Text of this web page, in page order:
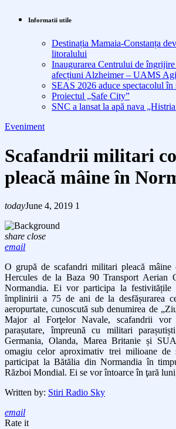
Informatii utile
Destinația Mamaia-Constanța
litoralului
Inaugurarea Centrului de îngrijire
afecțiuni Alzheimer – UAMS
SEAS 2026 aduce spectacolul în
Proiectul „Safe City”
SNC a lansat la apă nava
Eveniment
Scafandrii militari
pleacă mâine în
todayJune 4, 2019 1
share close
email
O grupă de scafandri militari pleacă mâine
Hercules de la Baza 90 Transport Aerian
Normandia. Ei vor participa la festivitățile
împlinirii a 75 de ani de la desfășurarea
aeropurtate, cunoscută sub denumirea de
Major al Forţelor Navale, scafandrii vor
parașutare, împreună cu militari
Germania, Olanda, Marea Britanie și
omagiu celor aproximativ trei milioane de
participat la Bătălia din Normandia în
Război Mondial. Ei se vor întoarce în ţară
Written by: Stiri Radio Sky
email
Rate it